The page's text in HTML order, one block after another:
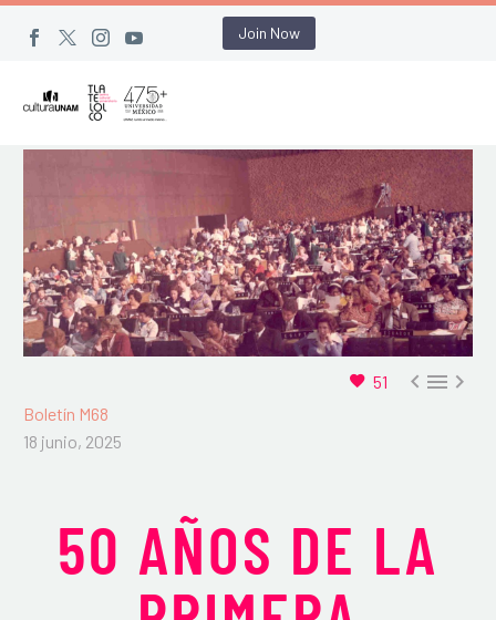
Join Now
51 
Boletín M68
18 junio, 2025
50 AÑOS DE LA